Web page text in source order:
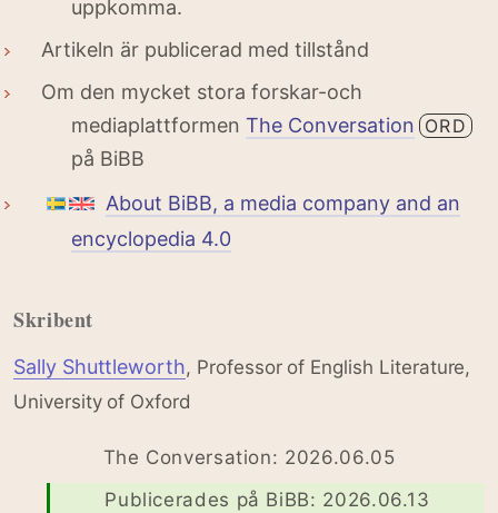
uppkomma.
Artikeln är publicerad med tillstånd
Om den mycket stora forskar-och
mediaplattformen The Conversation ORD
på BiBB
About BiBB, a media company and an
encyclopedia 4.0
Skribent
Sally Shuttleworth, Professor of English Literature,
University of Oxford
The Conversation: 2026.06.05
Publicerades på BiBB: 2026.06.13